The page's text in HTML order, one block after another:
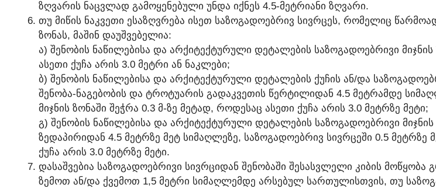
ᲖᲦᲕᲐᲠᲘᲡ ᲜᲐᲪᲕᲚᲐᲓ ᲒᲐᲛᲝᲧᲔᲜᲔᲑᲣᲚᲘ ᲣᲜᲓᲐ ᲘᲥᲜᲔᲡ 4.5-ᲛᲔᲢᲠᲘᲐᲜᲘ ᲖᲦᲕᲐᲠᲘ.
ᲗᲣ ᲛᲘᲬᲘᲡ ᲜᲐᲙᲕᲔᲗᲘ ᲔᲡᲐᲖᲦᲕᲠᲔᲑᲐ ᲘᲡᲔᲗ ᲡᲐᲖᲝᲒᲐᲓᲝᲔᲑᲠᲘᲕ ᲡᲘᲕᲠᲪᲔᲡ, ᲠᲝᲛᲔᲚᲘᲪ
ᲖᲝᲜᲐᲡ, ᲛᲐᲨᲘᲜ ᲓᲐᲣᲨᲕᲔᲑᲔᲚᲘᲐ:
Ა) ᲨᲔᲜᲝᲑᲘᲡ ᲜᲐᲬᲘᲚᲔᲑᲘᲡᲐ ᲓᲐ ᲐᲠᲥᲘᲢᲔᲥᲢᲣᲠᲣᲚᲘ ᲓᲔᲢᲐᲚᲔᲑᲘᲡ ᲡᲐᲖᲝᲒᲐᲓᲝᲔᲑᲠᲘᲕᲘ
ᲐᲡᲔᲗᲘ ᲥᲣᲩᲐ ᲐᲠᲘᲡ 3.0 ᲛᲔᲢᲠᲘ ᲐᲜ ᲜᲐᲙᲚᲔᲑᲘ;
Ბ) ᲨᲔᲜᲝᲑᲘᲡ ᲜᲐᲬᲘᲚᲔᲑᲘᲡᲐ ᲓᲐ ᲐᲠᲥᲘᲢᲔᲥᲢᲣᲠᲣᲚᲘ ᲓᲔᲢᲐᲚᲔᲑᲘᲡ ᲥᲣᲩᲘᲡ ᲐᲜ/ᲓᲐ
ᲨᲔᲜᲝᲑᲐ-ᲜᲐᲒᲔᲑᲝᲑᲘᲡ ᲓᲐ ᲢᲠᲝᲢᲣᲐᲠᲘᲡ ᲒᲐᲓᲐᲙᲕᲔᲗᲘᲡ ᲬᲔᲠᲢᲘᲚᲘᲓᲐᲜ 4.5 ᲛᲔᲢᲠᲐᲛᲓᲔ
ᲛᲘᲯᲜᲘᲡ ᲖᲝᲜᲐᲨᲘ ᲨᲔᲭᲠᲐ 0.3 Მ-ᲖᲔ ᲛᲔᲢᲐᲓ, ᲠᲝᲓᲔᲡᲐᲪ ᲐᲡᲔᲗᲘ ᲥᲣᲩᲐ ᲐᲠᲘᲡ 3.0 ᲛᲔᲢᲠᲖᲔ ᲛᲔᲢᲘ;
Გ) ᲨᲔᲜᲝᲑᲘᲡ ᲜᲐᲬᲘᲚᲔᲑᲘᲡᲐ ᲓᲐ ᲐᲠᲥᲘᲢᲔᲥᲢᲣᲠᲣᲚᲘ ᲓᲔᲢᲐᲚᲔᲑᲘᲡ ᲡᲐᲖᲝᲒᲐᲓᲝᲔᲑᲠᲘᲕᲘ ᲛᲘᲯᲜᲘᲡ
ᲖᲔᲓᲐᲞᲘᲠᲘᲓᲐᲜ 4.5 ᲛᲔᲢᲠᲖᲔ ᲛᲔᲢ ᲡᲘᲛᲐᲦᲚᲔᲖᲔ, ᲡᲐᲖᲝᲒᲐᲓᲝᲔᲑᲠᲘᲕ ᲡᲘᲕᲠᲪᲔᲨᲘ 0.5 ᲛᲔᲢᲠᲖᲔ
ᲥᲣᲩᲐ ᲐᲠᲘᲡ 3.0 ᲛᲔᲢᲠᲖᲔ ᲛᲔᲢᲘ.
ᲓᲐᲡᲐᲨᲕᲔᲑᲘᲐ ᲡᲐᲖᲝᲒᲐᲓᲝᲔᲑᲠᲘᲕᲘ ᲡᲘᲕᲠᲪᲘᲓᲐᲜ ᲨᲔᲜᲝᲑᲐᲨᲘ ᲨᲔᲡᲐᲡᲕᲚᲔᲚᲘ ᲙᲘᲑᲘᲡ ᲛᲝᲬᲧᲝᲑᲐ
ᲖᲔᲛᲝᲗ ᲐᲜ/ᲓᲐ ᲥᲕᲔᲛᲝᲗ 1,5 ᲛᲔᲢᲠᲘ ᲡᲘᲛᲐᲦᲚᲔᲛᲓᲔ ᲐᲠᲡᲔᲑᲣᲚ ᲡᲐᲠᲗᲣᲚᲘᲡᲗᲕᲘᲡ, ᲗᲣ